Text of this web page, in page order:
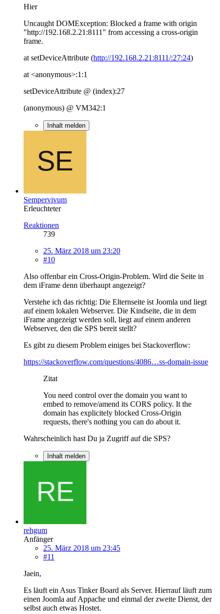
Hier
Uncaught DOMException: Blocked a frame with origin
"http://192.168.2.21:8111" from accessing a cross-origin
frame.
at setDeviceAttribute (http://192.168.2.21:8111/:27:24)
at <anonymous>:1:1
setDeviceAttribute @ (index):27
(anonymous) @ VM342:1
Inhalt melden
Sempervivum
Erleuchteter
Reaktionen
739
25. März 2018 um 23:20
#10
Also offenbar ein Cross-Origin-Problem. Wird die Seite in
dem iFrame denn überhaupt angezeigt?
Verstehe ich das richtig: Die Elternseite ist Joomla und liegt
auf einem lokalen Webserver. Die Kindseite, die in dem
iFrame angezeigt werden soll, liegt auf einem anderen
Webserver, den die SPS bereit stellt?
Es gibt zu diesem Problem einiges bei Stackoverflow:
https://stackoverflow.com/questions/4086…ss-domain-issue
Zitat
You need control over the domain you want to
embed to remove/amend its CORS policy. It the
domain has explicitely blocked Cross-Origin
requests, there's nothing you can do about it.
Wahrscheinlich hast Du ja Zugriff auf die SPS?
Inhalt melden
rehgum
Anfänger
25. März 2018 um 23:45
#11
Jaein,
Es läuft ein Asus Tinker Board als Server. Hierrauf läuft zum
einen Joomla auf Appache und einmal der zweite Dienst, der
selbst auch etwas Hostet.